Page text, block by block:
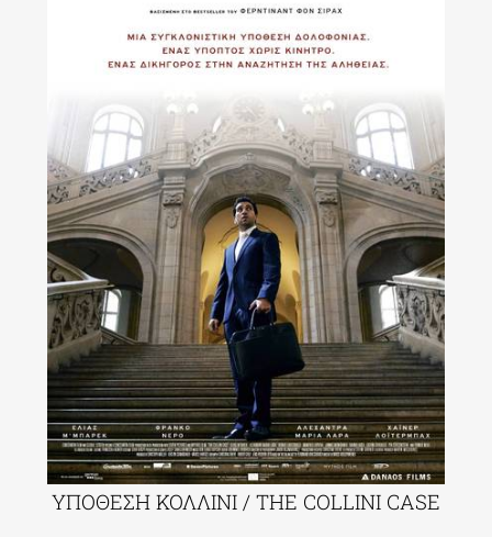
ΥΠΟΘΕΣΗ ΚΟΛΛΙΝΙ / THE COLLINI CASE